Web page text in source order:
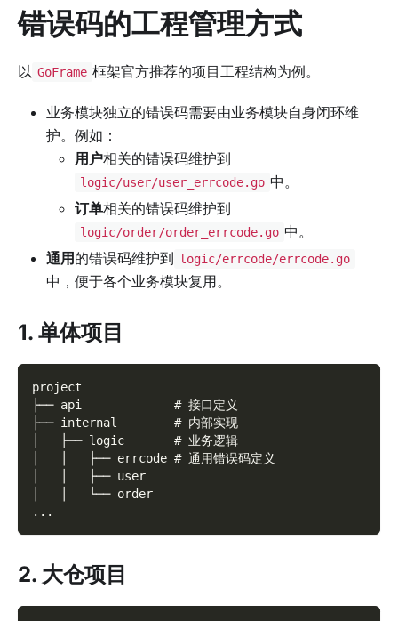
错误码的工程管理方式
以 GoFrame 框架官方推荐的项目工程结构为例。
业务模块独立的错误码需要由业务模块自身闭环维
护。例如：
用户相关的错误码维护到
logic/user/user_errcode.go 中。
订单相关的错误码维护到
logic/order/order_errcode.go 中。
通用 的错误码维护到 logic/errcode/errcode.go
中，便于各个业务模块复用。
1. 单体项目
project
├── api             # 接口定义
├── internal        # 内部实现
│   ├── logic       # 业务逻辑
│   │   ├── errcode # 通用错误码定义
│   │   ├── user
│   │   └── order
...
2. 大仓项目